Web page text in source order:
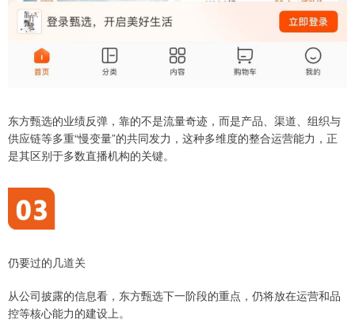
东方甄选的业绩反弹，靠的不是流量奇迹，而是产品、渠道、组织与
供应链等多重“慢变量”的共同发力，这种多维度的整合运营能力，正
是其区别于多数直播机构的关键。
仍要过的几道关
从公司披露的信息看，东方甄选下一阶段的重点，仍将放在运营和品
控等核心能力的建设上。